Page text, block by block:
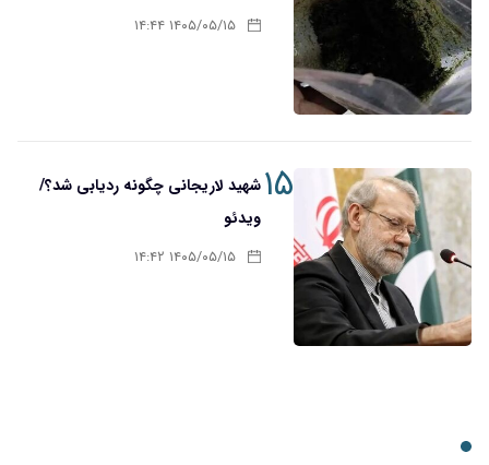
۱۴۰۵/۰۵/۱۵ ۱۴:۴۴
۱۵شهید لاریجانی چگونه ردیابی شد؟/
ویدئو
۱۴۰۵/۰۵/۱۵ ۱۴:۴۲